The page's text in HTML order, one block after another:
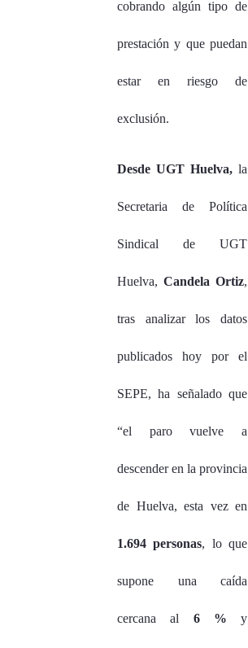
cobrando algún tipo de
prestación y que puedan
estar en riesgo de
exclusión.
Desde UGT Huelva, la
Secretaria de Política
Sindical de UGT
Huelva, Candela Ortiz,
tras analizar los datos
publicados hoy por el
SEPE, ha señalado que
“el paro vuelve a
descender en la provincia
de Huelva, esta vez en
1.694 personas, lo que
supone una caída
cercana al 6 % y